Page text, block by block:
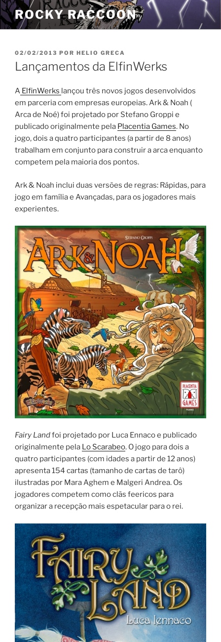
Pular
para
o
ROCKY RACCOON
PUBLICADO
EM
02/02/2013 POR HELIO GRECA
Lançamentos da ElfinWerks
A ElfinWerks lançou três novos jogos desenvolvidos
em parceria com empresas europeias. Ark & Noah (
Arca de Noé) foi projetado por Stefano Groppi e
publicado originalmente pela Placentia Games. No
jogo, dois a quatro participantes (a partir de 8 anos)
trabalham em conjunto para construir a arca enquanto
competem pela maioria dos pontos.
Ark & Noah inclui duas versões de regras: Rápidas, para
jogo em família e Avançadas, para os jogadores mais
experientes.
Fairy Landfoi projetado por Luca Ennaco e publicado
originalmente pela Lo Scarabeo. O jogo para dois a
quatro participantes (com idades a partir de 12 anos)
apresenta 154 cartas (tamanho de cartas de tarô)
ilustradas por Mara Aghem e Malgeri Andrea. Os
jogadores competem como clãs feericos para
organizar a recepção mais espetacular para o rei.